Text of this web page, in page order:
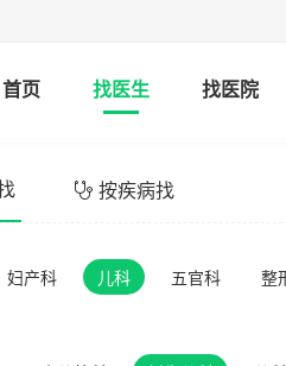
首页 找医生 找医院
按疾病找
妇产科 儿科 五官科 整